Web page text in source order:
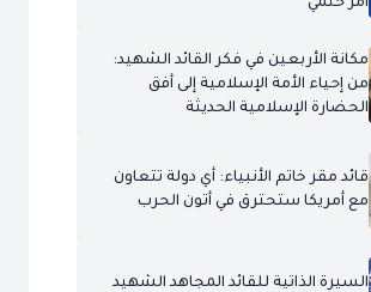
أمر حتمي
مكانة الأربعين في فكر القائد الشهيد:
من إحياء الأمة الإسلامية إلى أفق
الحضارة الإسلامية الحديثة
قائد مقر خاتم الأنبياء: أي دولة تتعاون
مع أمريكا ستحترق في أتون الحرب
السيرة الذاتية للقائد المجاهد الشهيد